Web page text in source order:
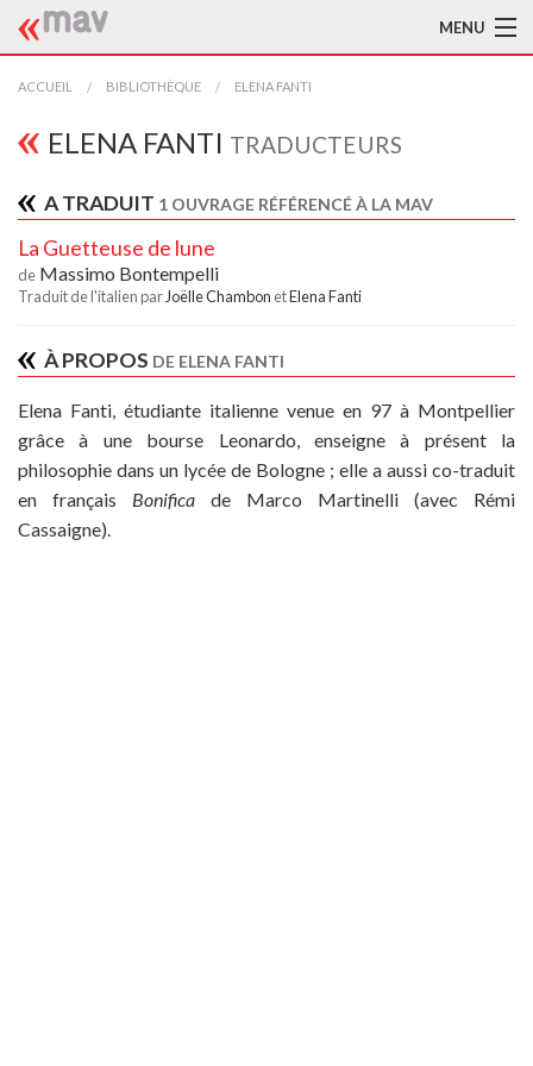
MENU
ACCUEIL
LA MAV
TRADUCTEURS
AIDE À LA TRADUCTION
ACCUEIL BIBLIOTHÈQUE ELENA FANTI
ELENA FANTI TRADUCTEURS
A TRADUIT 1 OUVRAGE RÉFÉRENCÉ À LA MAV
La Guetteuse de lune
de Massimo Bontempelli
Traduit de l'italien par Joëlle Chambon etElena Fanti
À PROPOS DE ELENA FANTI
Elena Fanti, étudiante italienne venue en 97 à Montpellier
grâce à une bourse Leonardo, enseigne à présent la
philosophie dans un lycée de Bologne ; elle a aussi co-traduit
en français Bonifica de Marco Martinelli (avec Rémi
Cassaigne).